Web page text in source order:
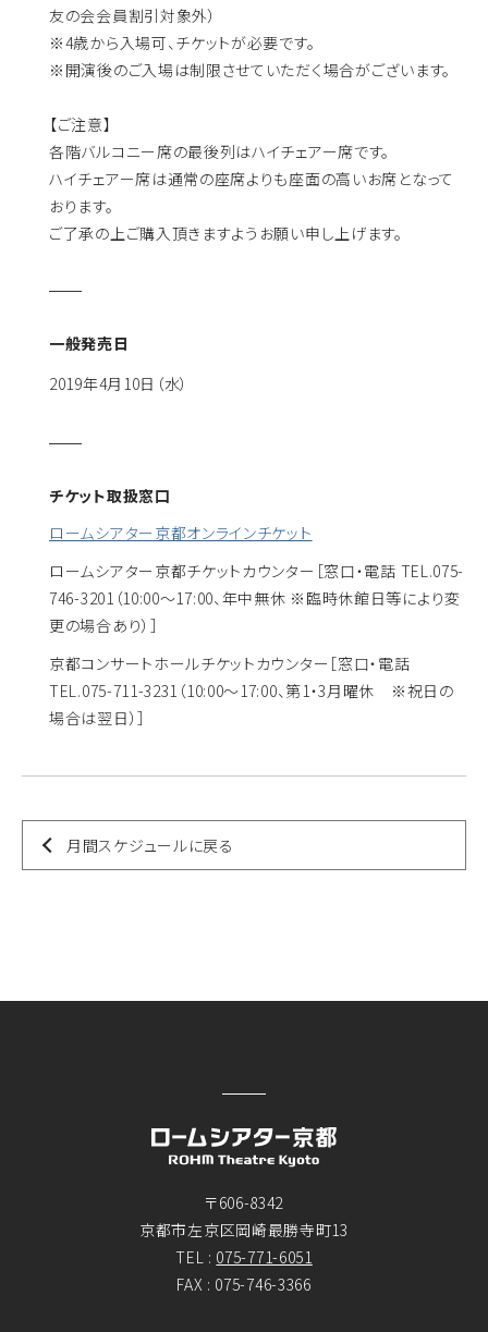
友の会会員割引対象外）
※4歳から入場可、チケットが必要です。
※開演後のご入場は制限させていただく場合がございます。
【ご注意】
各階バルコニー席の最後列はハイチェアー席です。
ハイチェアー席は通常の座席よりも座面の高いお席となって
おります。
ご了承の上ご購入頂きますようお願い申し上げます。
一般発売日
2019年4月10日（水）
チケット取扱窓口
ロームシアター京都オンラインチケット
ロームシアター京都チケットカウンター ［窓口・電話 TEL.075-
746-3201（10:00～17:00、年中無休 ※臨時休館日等により変
更の場合あり）］
京都コンサートホールチケットカウンター ［窓口・電話
TEL.075-711-3231（10:00～17:00、第1・3月曜休 ※祝日の
場合は翌日）］
月間スケジュールに戻る
〒606-8342
京都市左京区岡崎最勝寺町13
TEL : 075-771-6051
FAX : 075-746-3366